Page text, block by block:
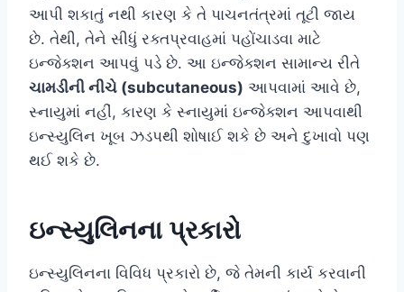
આપી શકાતું નથી કારણ કે તે પાચનતંત્રમાં તૂટી જાય
છે. તેથી, તેને સીધું રક્તપ્રવાહમાં પહોંચાડવા માટે
ઇન્જેક્શન આપવું પડે છે. આ ઇન્જેક્શન સામાન્ય રીતે
ચામડીની નીચે (subcutaneous) આપવામાં આવે છે,
સ્નાયુમાં નહીં, કારણ કે સ્નાયુમાં ઇન્જેક્શન આપવાથી
ઇન્સ્યુલિન ખૂબ ઝડપથી શોષાઈ શકે છે અને દુખાવો પણ
થઈ શકે છે.
ઇન્સ્યુલિનના પ્રકારો
ઇન્સ્યુલિનના વિવિધ પ્રકારો છે, જે તેમની કાર્ય કરવાની